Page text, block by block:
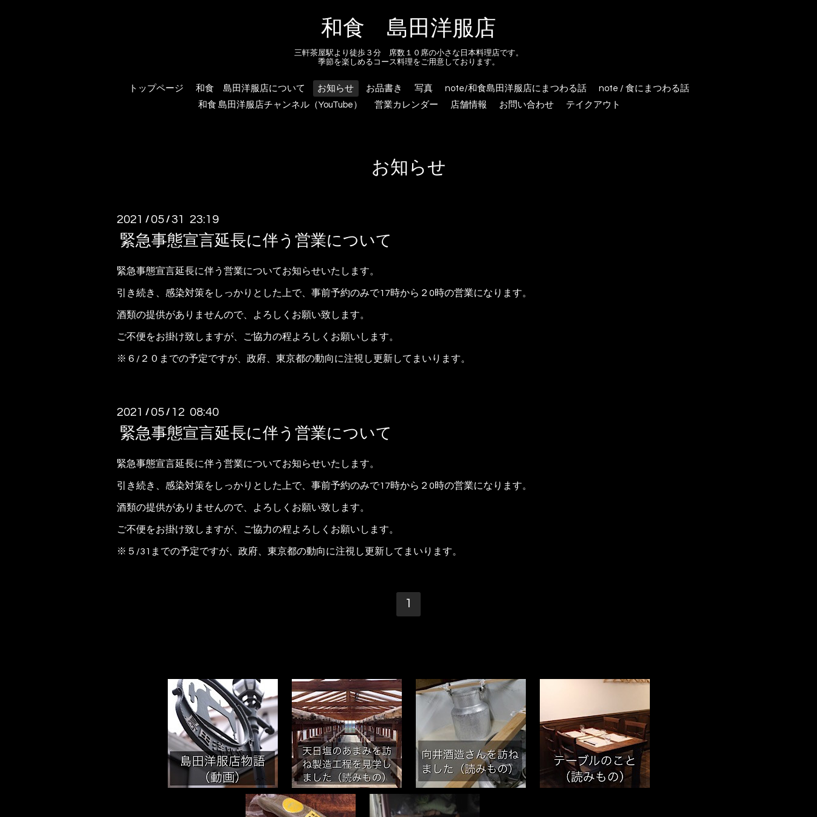
和食 島田洋服店
三軒茶屋駅より徒歩３分 席数１０席の小さな日本料理店です。
季節を楽しめるコース料理をご用意しております。
トップページ 和食 島田洋服店について お知らせ お品書き 写真 note/和食島田洋服店にまつわる話
note / 食にまつわる話
和食 島田洋服店チャンネル（YouTube）
営業カレンダー 店舗情報 お問い合わせ テイクアウト
お知らせ
2021 / 05 /31 23:19
緊急事態宣言延長に伴う営業について
緊急事態宣言延長に伴う営業についてお知らせいたします。
引き続き、感染対策をしっかりとした上で、事前予約のみで17時から２0時の営業になります。
酒類の提供がありませんので、よろしくお願い致します。
ご不便をお掛け致しますが、ご協力の程よろしくお願いします。
※６/２０までの予定ですが、政府、東京都の動向に注視し更新してまいります。
2021 / 05 / 12 08:40
緊急事態宣言延長に伴う営業について
緊急事態宣言延長に伴う営業についてお知らせいたします。
引き続き、感染対策をしっかりとした上で、事前予約のみで17時から２0時の営業になります。
酒類の提供がありませんので、よろしくお願い致します。
ご不便をお掛け致しますが、ご協力の程よろしくお願いします。
※５/31までの予定ですが、政府、東京都の動向に注視し更新してまいります。
1